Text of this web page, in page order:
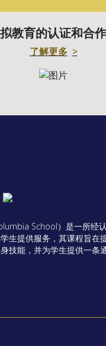
教育的认证和合
了解更多 >
School）是一所经
生提供服务，其课程旨在
技能，并为学生提供一条